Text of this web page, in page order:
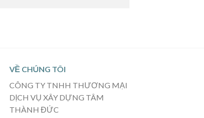
VỀ CHÚNG TÔI
CÔNG TY TNHH THƯƠNG MẠI
DỊCH VỤ XÂY DỰNG TÂM
THÀNH ĐỨC